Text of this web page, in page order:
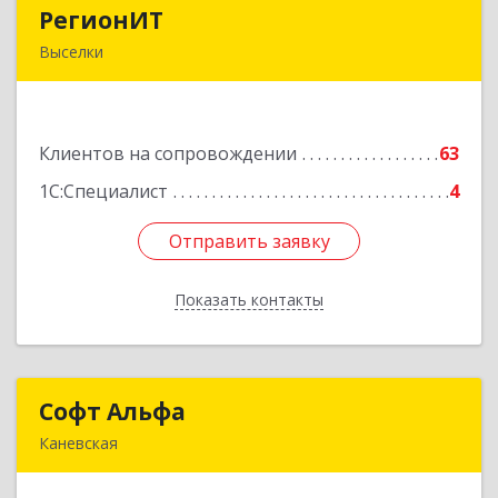
РегионИТ
Выселки
Клиентов на сопровождении
63
1С:Специалист
4
Отправить заявку
Показать контакты
173/1
Отправить заявку
Назад
Софт Альфа
Каневская